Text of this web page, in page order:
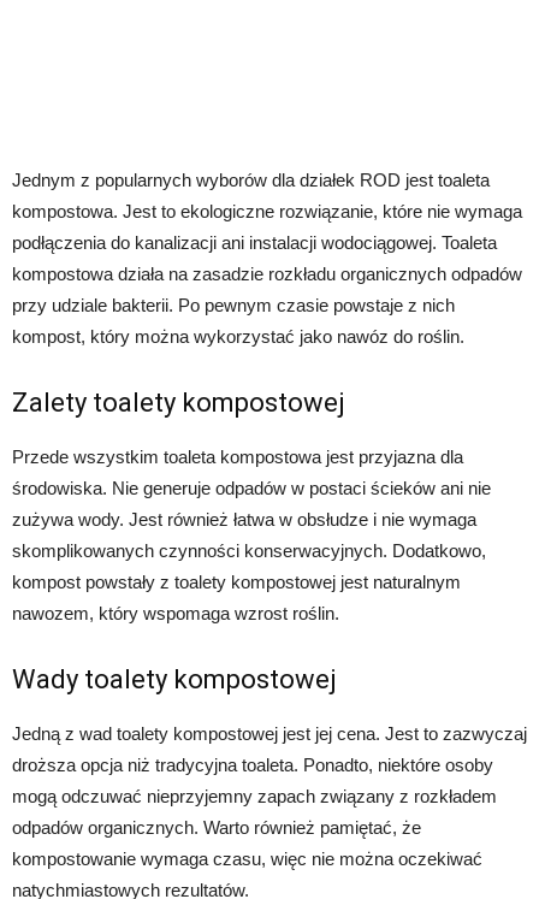
Jednym z popularnych wyborów dla działek ROD jest toaleta
kompostowa. Jest to ekologiczne rozwiązanie, które nie wymaga
podłączenia do kanalizacji ani instalacji wodociągowej. Toaleta
kompostowa działa na zasadzie rozkładu organicznych odpadów
przy udziale bakterii. Po pewnym czasie powstaje z nich
kompost, który można wykorzystać jako nawóz do roślin.
Zalety toalety kompostowej
Przede wszystkim toaleta kompostowa jest przyjazna dla
środowiska. Nie generuje odpadów w postaci ścieków ani nie
zużywa wody. Jest również łatwa w obsłudze i nie wymaga
skomplikowanych czynności konserwacyjnych. Dodatkowo,
kompost powstały z toalety kompostowej jest naturalnym
nawozem, który wspomaga wzrost roślin.
Wady toalety kompostowej
Jedną z wad toalety kompostowej jest jej cena. Jest to zazwyczaj
droższa opcja niż tradycyjna toaleta. Ponadto, niektóre osoby
mogą odczuwać nieprzyjemny zapach związany z rozkładem
odpadów organicznych. Warto również pamiętać, że
kompostowanie wymaga czasu, więc nie można oczekiwać
natychmiastowych rezultatów.